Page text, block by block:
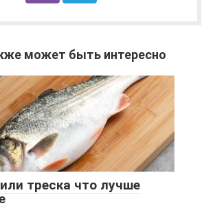
может быть интересно
треска что лучше